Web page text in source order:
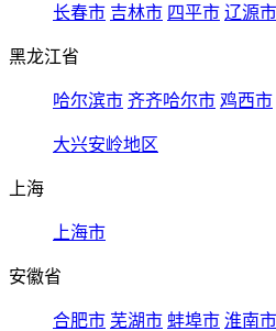
长春市 吉林市 四平市 辽源市
黑龙江省
哈尔滨市 齐齐哈尔市 鸡西市
大兴安岭地区
上海
上海市
安徽省
合肥市 芜湖市 蚌埠市 淮南市